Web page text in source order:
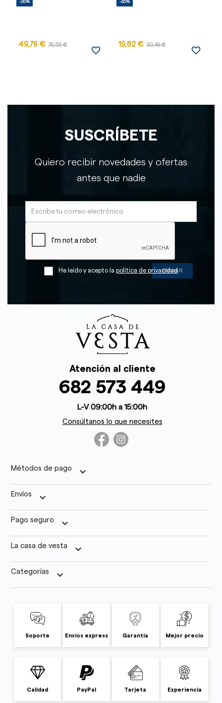
-35%
49,76 € 76,56 €
favorite_border
-35%
19,82 € 30,49 €
favorite_border
SUSCRÍBETE
Quiero recibir novedades y ofertas
antes que nadie
He leído y acepto la política de privacidad
Atención al cliente
682 573 449
L-V 09:00h a 15:00h
Consúltanos lo que necesites
Métodos de pago keyboard_arrow_down
Envíos keyboard_arrow_down
Pago seguro keyboard_arrow_down
La casa de vesta keyboard_arrow_down
Categorías keyboard_arrow_down
Soporte Envíos express Garantía Mejor precio
Calidad PayPal Tarjeta Experiencia